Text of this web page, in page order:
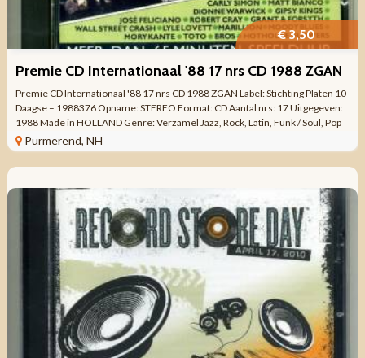
€ 3,50
Premie CD Internationaal '88 17 nrs CD 1988 ZGAN
Premie CD Internationaal '88 17 nrs CD 1988 ZGAN Label: Stichting Platen 10
Daagse – 1988376 Opname: STEREO Format: CD Aantal nrs: 17 Uitgegeven:
1988 Made in HOLLAND Genre: Verzamel Jazz, Rock, Latin, Funk / Soul, Pop
... Purmerend, NH